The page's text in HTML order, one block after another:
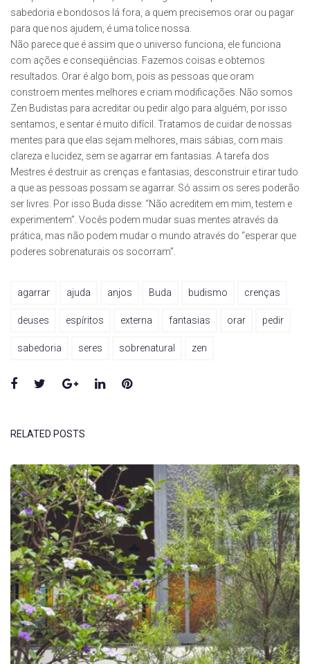
sabedoria e bondosos lá fora, a quem precisemos orar ou pagar
para que nos ajudem, é uma tolice nossa.
Não parece que é assim que o universo funciona, ele funciona
com ações e conseqüências. Fazemos coisas e obtemos
resultados. Orar é algo bom, pois as pessoas que oram
constroem mentes melhores e criam modificações. Não somos
Zen Budistas para acreditar ou pedir algo para alguém, por isso
sentamos, e sentar é muito difícil. Tratamos de cuidar de nossas
mentes para que elas sejam melhores, mais sábias, com mais
clareza e lucidez, sem se agarrar em fantasias. A tarefa dos
Mestres é destruir as crenças e fantasias, desconstruir e tirar tudo
a que as pessoas possam se agarrar. Só assim os seres poderão
ser livres. Por isso Buda disse: “Não acreditem em mim, testem e
experimentem”. Vocês podem mudar suas mentes através da
prática, mas não podem mudar o mundo através do “esperar que
poderes sobrenaturais os socorram”.
agarrar ajuda anjos Buda budismo crenças
deuses espíritos externa fantasias orar pedir
sabedoria seres sobrenatural zen
Facebook
TwitterGoogle+LinkedInPinterest
RELATED POSTS